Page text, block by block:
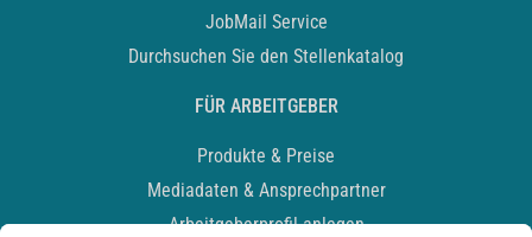
JobMail Service
Durchsuchen Sie den Stellenkatalog
FÜR ARBEITGEBER
Produkte & Preise
Mediadaten & Ansprechpartner
Arbeitgeberprofil anlegen